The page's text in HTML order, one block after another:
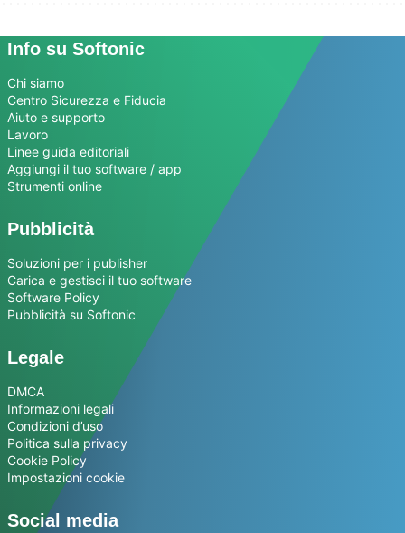
Info su Softonic
Chi siamo
Centro Sicurezza e Fiducia
Aiuto e supporto
Lavoro
Linee guida editoriali
Aggiungi il tuo software / app
Strumenti online
Pubblicità
Soluzioni per i publisher
Carica e gestisci il tuo software
Software Policy
Pubblicità su Softonic
Legale
DMCA
Informazioni legali
Condizioni d’uso
Politica sulla privacy
Cookie Policy
Impostazioni cookie
Social media